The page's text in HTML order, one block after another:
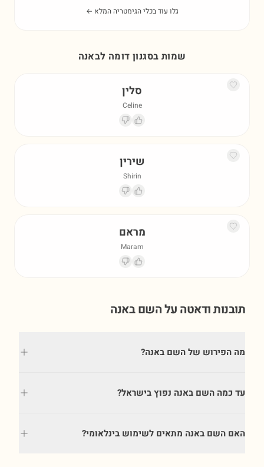
גלו עוד בכלי הגימטריה המלא ←
שמות בסגנון דומה לבאנה
סלין
Celine
שירין
Shirin
מראם
Maram
תובנות ודאטה על השםבאנה
מה הפירוש של השם באנה?
עד כמה השם באנה נפוץ בישראל?
האם השם באנה מתאים לשימוש בינלאומי?